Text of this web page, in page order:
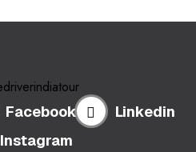
Facebook
Linkedin
Instagram